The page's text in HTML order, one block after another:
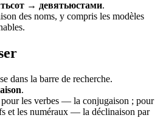
→ девятьюстами.
des noms, y compris les modèles
dans la barre de recherche.
.
pour les verbes — la conjugaison ; pour
et les numéraux — la déclinaison par